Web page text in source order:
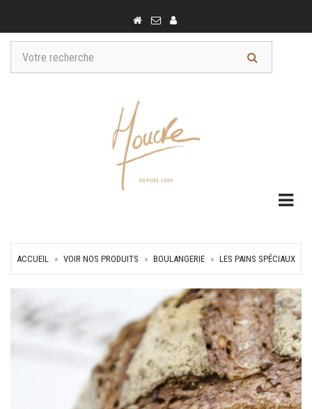
ACCUEIL VOIR NOS PRODUITS BOULANGERIE LES PAINS SPÉCIAUX